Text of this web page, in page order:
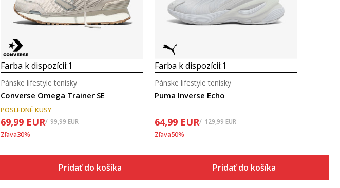
Farba k dispozícii:1
Converse Omega Trainer SE
Pánske lifestyle tenisky
POSLEDNÉ KUSY
69,99 EUR 99,99EUR
Zľava30%
Pridať do košíka
Farba k dispozícii:1
Puma Inverse Echo
Pánske lifestyle tenisky
64,99 EUR 129,99EUR
Zľava50%
Pridať do košíka